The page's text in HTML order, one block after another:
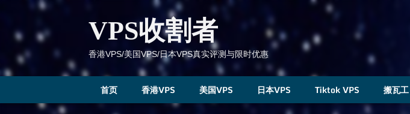
VPS收割者
香港VPS/美国VPS/日本VPS真实评测与限时优惠
首页 香港VPS 美国VPS 日本VPS Tiktok VPS 搬瓦工